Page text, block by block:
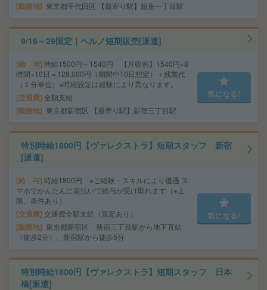
勤務地 東京都千代田区 【最寄り駅】銀座一丁目駅
9/16～29限定｜ヘルノ短期販売[派遣]
給 与 時給1500円～1540円 【月収例】1540円×8
時間×10日＝128,000円（期間中10日想定）＋残業代
（１分単位）※時給設定は経験により異なります。
交通費 全額支給
勤務地 東京都新宿区 【最寄り駅】新宿三丁目駅
気になる!
特別時給1800円【ヴァレクストラ】短期スタッフ 新宿
[派遣]
給 与 時給1800円 ※ご経験・スキルにより優遇 ス
マホでかんたんに前払いで給与が受け取れます（※上
限、条件あり）
交通費 交通費全額支給（規定あり）
勤務地
東京都新宿区 新宿三丁目駅から地下直結
（徒歩2分）、新宿駅から徒歩5分
気になる!
特別時給1800円【ヴァレクストラ】短期スタッフ 日本
橋[派遣]